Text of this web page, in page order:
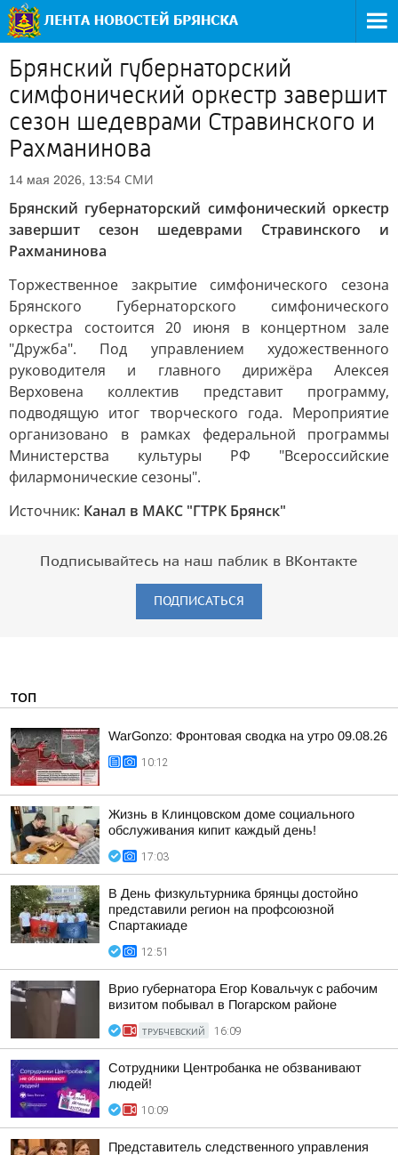
Брянский губернаторский
симфонический оркестр завершит
сезон шедеврами Стравинского и
Рахманинова
14 мая 2026, 13:54 СМИ
Брянский губернаторский симфонический оркестр
завершит сезон шедеврами Стравинского и
Рахманинова
Торжественное закрытие симфонического сезона
Брянского Губернаторского симфонического
оркестра состоится 20 июня в концертном зале
"Дружба". Под управлением художественного
руководителя и главного дирижёра Алексея
Верховена коллектив представит программу,
подводящую итог творческого года. Мероприятие
организовано в рамках федеральной программы
Министерства культуры РФ "Всероссийские
филармонические сезоны".
Источник: Канал в МАКС "ГТРК Брянск"
Подписывайтесь на наш паблик в ВКонтакте
ПОДПИСАТЬСЯ
ТОП
WarGonzo: Фронтовая сводка на утро 09.08.26
10:12
Жизнь в Клинцовском доме социального
обслуживания кипит каждый день!
17:03
В День физкультурника брянцы достойно
представили регион на профсоюзной
Спартакиаде
12:51
Врио губернатора Егор Ковальчук с рабочим
визитом побывал в Погарском районе
ТРУБЧЕВСКИЙ 16:09
Сотрудники Центробанка не обзванивают
людей!
10:09
Представитель следственного управления